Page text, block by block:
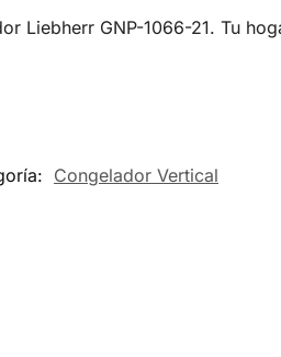
Liebherr GNP-1066-21. Tu
Congelador Vertical